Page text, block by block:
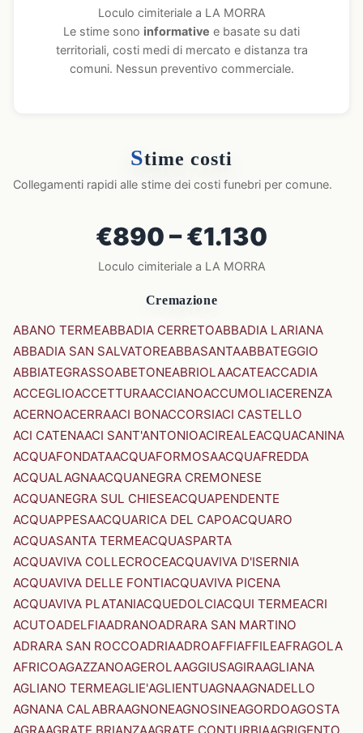
Loculo cimiteriale a LA MORRA
Le stime sono informative e basate su dati
territoriali, costi medi di mercato e distanza tra
comuni. Nessun preventivo commerciale.
Stime costi
Collegamenti rapidi alle stime dei costi funebri per comune.
€890 – €1.130
Loculo cimiteriale a LA MORRA
Cremazione
ABANO TERMEABBADIA CERRETOABBADIA LARIANA
ABBADIA SAN SALVATOREABBASANTAABBATEGGIO
ABBIATEGRASSOABETONEABRIOLAACATEACCADIA
ACCEGLIOACCETTURAACCIANOACCUMOLIACERENZA
ACERNOACERRAACI BONACCORSIACI CASTELLO
ACI CATENAACI SANT'ANTONIOACIREALEACQUACANINA
ACQUAFONDATAACQUAFORMOSAACQUAFREDDA
ACQUALAGNAACQUANEGRA CREMONESE
ACQUANEGRA SUL CHIESEACQUAPENDENTE
ACQUAPPESAACQUARICA DEL CAPOACQUARO
ACQUASANTA TERMEACQUASPARTA
ACQUAVIVA COLLECROCEACQUAVIVA D'ISERNIA
ACQUAVIVA DELLE FONTIACQUAVIVA PICENA
ACQUAVIVA PLATANIACQUEDOLCIACQUI TERMEACRI
ACUTOADELFIAADRANOADRARA SAN MARTINO
ADRARA SAN ROCCOADRIAADROAFFIAFFILEAFRAGOLA
AFRICOAGAZZANOAGEROLAAGGIUSAGIRAAGLIANA
AGLIANO TERMEAGLIE'AGLIENTUAGNAAGNADELLO
AGNANA CALABRAAGNONEAGNOSINEAGORDOAGOSTA